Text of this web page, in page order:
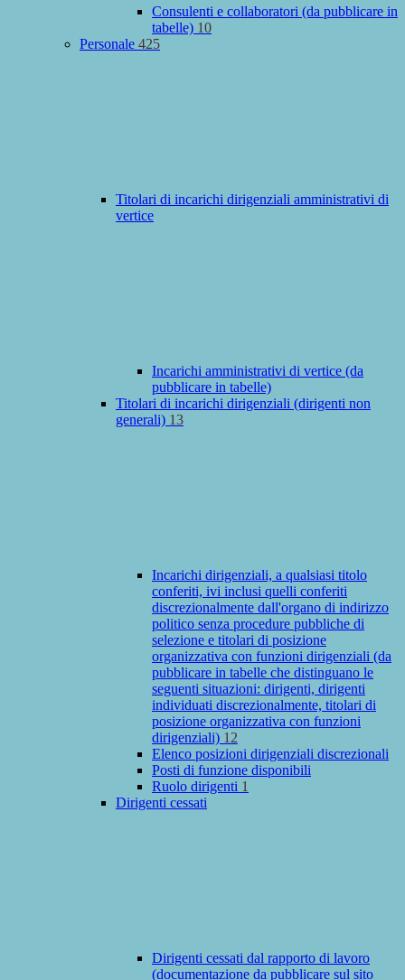
Consulenti e collaboratori (da pubblicare in
tabelle) 10
Personale 425
Titolari di incarichi dirigenziali amministrativi di
vertice
Incarichi amministrativi di vertice (da
pubblicare in tabelle)
Titolari di incarichi dirigenziali (dirigenti non
generali) 13
Incarichi dirigenziali, a qualsiasi titolo
conferiti, ivi inclusi quelli conferiti
discrezionalmente dall'organo di indirizzo
politico senza procedure pubbliche di
selezione e titolari di posizione
organizzativa con funzioni dirigenziali (da
pubblicare in tabelle che distinguano le
seguenti situazioni: dirigenti, dirigenti
individuati discrezionalmente, titolari di
posizione organizzativa con funzioni
dirigenziali) 12
Elenco posizioni dirigenziali discrezionali
Posti di funzione disponibili
Ruolo dirigenti 1
Dirigenti cessati
Dirigenti cessati dal rapporto di lavoro
(documentazione da pubblicare sul sito